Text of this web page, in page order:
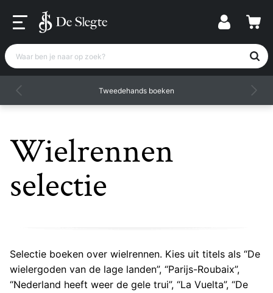
Waar ben je naar op zoek?
Tweedehands boeken
Wielrennen
selectie
Selectie boeken over wielrennen. Kies uit titels als “De
wielergoden van de lage landen”, “Parijs-Roubaix”,
“Nederland heeft weer de gele trui”, “La Vuelta”, “De